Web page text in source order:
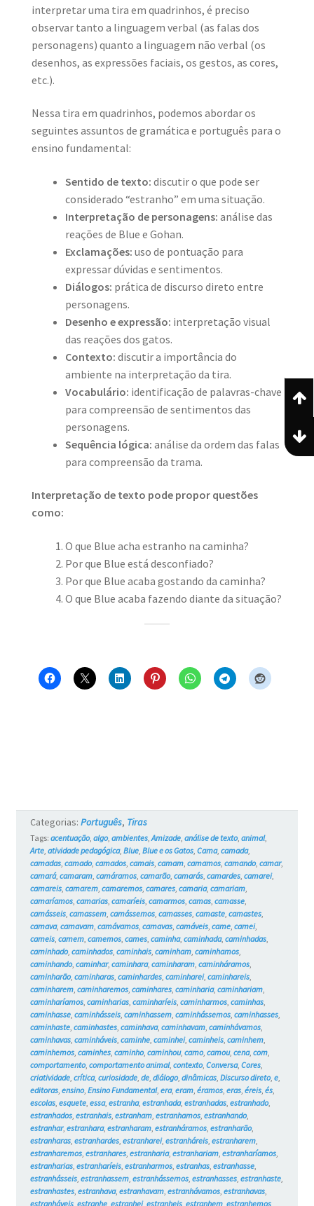
interpretar uma tira em quadrinhos, é preciso
observar tanto a linguagem verbal (as falas dos
personagens) quanto a linguagem não verbal (os
desenhos, as expressões faciais, os gestos, as cores,
etc.).
Nessa tira em quadrinhos, podemos abordar os
seguintes assuntos de gramática e português para o
ensino fundamental:
Sentido de texto: discutir o que pode ser
considerado “estranho” em uma situação.
Interpretação de personagens: análise das
reações de Blue e Gohan.
Exclamações: uso de pontuação para
expressar dúvidas e sentimentos.
Diálogos: prática de discurso direto entre
personagens.
Desenho e expressão: interpretação visual
das reações dos gatos.
Contexto: discutir a importância do
ambiente na interpretação da tira.
Vocabulário: identificação de palavras-chave
para compreensão de sentimentos das
personagens.
Sequência lógica: análise da ordem das falas
para compreensão da trama.
Interpretação de texto pode propor questões
como:
O que Blue acha estranho na caminha?
Por que Blue está desconfiado?
Por que Blue acaba gostando da caminha?
O que Blue acaba fazendo diante da situação?
Categorias: Português, Tiras
Tags: acentuação, algo, ambientes, Amizade, análise de texto, animal,
Arte, atividade pedagógica, Blue, Blue e os Gatos, Cama, camada,
camadas, camado, camados, camais, camam, camamos, camando, camar,
camará, camaram, camáramos, camarão, camarás, camardes, camarei,
camareis, camarem, camaremos, camares, camaria, camariam,
camaríamos, camarias, camaríeis, camarmos, camas, camasse,
camásseis, camassem, camássemos, camasses, camaste, camastes,
camava, camavam, camávamos, camavas, camáveis, came, camei,
cameis, camem, camemos, cames, caminha, caminhada, caminhadas,
caminhado, caminhados, caminhais, caminham, caminhamos,
caminhando, caminhar, caminhara, caminharam, caminháramos,
caminharão, caminharas, caminhardes, caminharei, caminhareis,
caminharem, caminharemos, caminhares, caminharia, caminhariam,
caminharíamos, caminharias, caminharíeis, caminharmos, caminhas,
caminhasse, caminhásseis, caminhassem, caminhássemos, caminhasses,
caminhaste, caminhastes, caminhava, caminhavam, caminhávamos,
caminhavas, caminháveis, caminhe, caminhei, caminheis, caminhem,
caminhemos, caminhes, caminho, caminhou, camo, camou, cena, com,
comportamento, comportamento animal, contexto, Conversa, Cores,
criatividade, crítica, curiosidade, de, diálogo, dinâmicas, Discurso direto, e,
editoras, ensino, Ensino Fundamental, era, eram, éramos, eras, éreis, és,
escolas, esquete, essa, estranha, estranhada, estranhadas, estranhado,
estranhados, estranhais, estranham, estranhamos, estranhando,
estranhar, estranhara, estranharam, estranháramos, estranharão,
estranharas, estranhardes, estranharei, estranháreis, estranharem,
estranharemos, estranhares, estranharia, estranhariam, estranharíamos,
estranharias, estranharíeis, estranharmos, estranhas, estranhasse,
estranhásseis, estranhassem, estranhássemos, estranhasses, estranhaste,
estranhastes, estranhava, estranhavam, estranhávamos, estranhavas,
estranháveis, estranhe, estranhei, estranheis, estranhem, estranhemos,